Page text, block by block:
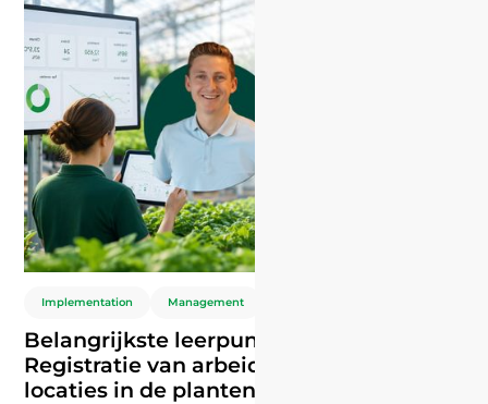
Implementation Management
Belangrijkste leerpunten webinar :
Registratie van arbeid, artikelen en
locaties in de plantenkwekerij